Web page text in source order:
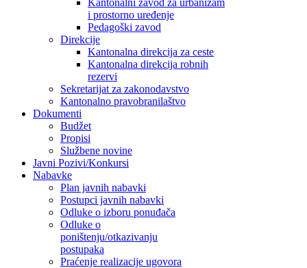
Kantonalni zavod za urbanizam
i prostorno uređenje
Pedagoški zavod
Direkcije
Kantonalna direkcija za ceste
Kantonalna direkcija robnih
rezervi
Sekretarijat za zakonodavstvo
Kantonalno pravobranilaštvo
Dokumenti
Budžet
Propisi
Službene novine
Javni Pozivi/Konkursi
Nabavke
Plan javnih nabavki
Postupci javnih nabavki
Odluke o izboru ponuđača
Odluke o
poništenju/otkazivanju
postupaka
Praćenje realizacije ugovora